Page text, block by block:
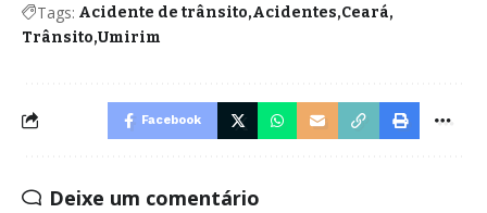
Tags: Acidente de trânsito Acidentes Ceará
Trânsito Umirim
Facebook
Deixe um comentário